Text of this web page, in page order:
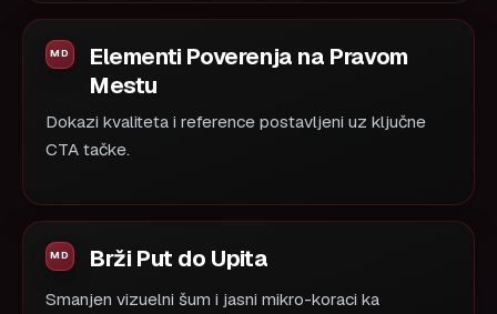
Elementi Poverenja na Pravom
Mestu
Dokazi kvaliteta i reference postavljeni uz ključne
CTA tačke.
Brži Put do Upita
Smanjen vizuelni šum i jasni mikro-koraci ka